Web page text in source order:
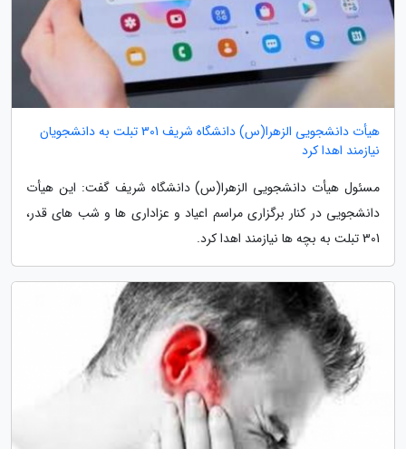
هیأت دانشجویی الزهرا(س) دانشگاه شریف 301 تبلت به دانشجویان
نیازمند اهدا کرد
مسئول هیأت دانشجویی الزهرا(س) دانشگاه شریف گفت: این هیأت
دانشجویی در کنار برگزاری مراسم اعیاد و عزاداری ها و شب های قدر،
301 تبلت به بچه ها نیازمند اهدا کرد.